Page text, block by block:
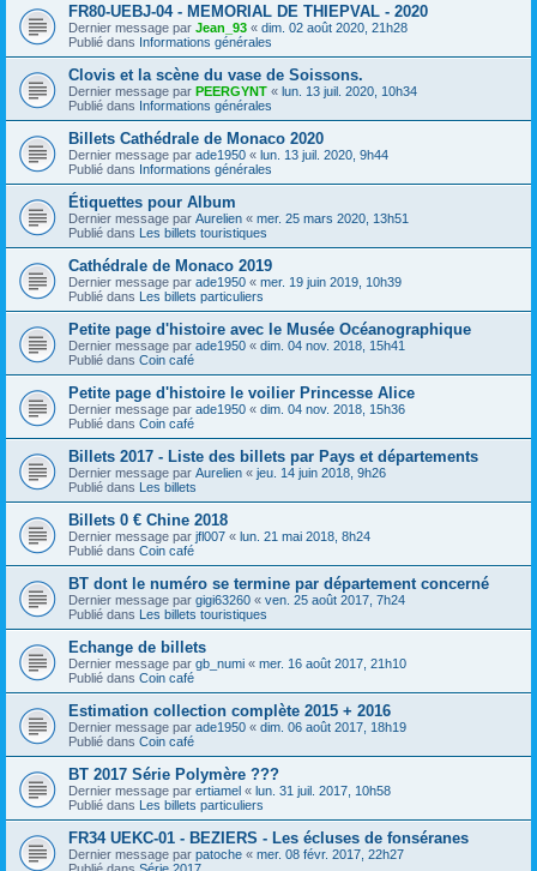
FR80-UEBJ-04 - MEMORIAL DE THIEPVAL - 2020
Dernier message par Jean_93 « dim. 02 août 2020, 21h28
Publié dans Informations générales
Clovis et la scène du vase de Soissons.
Dernier message par PEERGYNT « lun. 13 juil. 2020, 10h34
Publié dans Informations générales
Billets Cathédrale de Monaco 2020
Dernier message par ade1950 « lun. 13 juil. 2020, 9h44
Publié dans Informations générales
Étiquettes pour Album
Dernier message par Aurelien « mer. 25 mars 2020, 13h51
Publié dans Les billets touristiques
Cathédrale de Monaco 2019
Dernier message par ade1950 « mer. 19 juin 2019, 10h39
Publié dans Les billets particuliers
Petite page d'histoire avec le Musée Océanographique
Dernier message par ade1950 « dim. 04 nov. 2018, 15h41
Publié dans Coin café
Petite page d'histoire le voilier Princesse Alice
Dernier message par ade1950 « dim. 04 nov. 2018, 15h36
Publié dans Coin café
Billets 2017 - Liste des billets par Pays et départements
Dernier message par Aurelien « jeu. 14 juin 2018, 9h26
Publié dans Les billets
Billets 0 € Chine 2018
Dernier message par jfl007 « lun. 21 mai 2018, 8h24
Publié dans Coin café
BT dont le numéro se termine par département concerné
Dernier message par gigi63260 « ven. 25 août 2017, 7h24
Publié dans Les billets touristiques
Echange de billets
Dernier message par gb_numi « mer. 16 août 2017, 21h10
Publié dans Coin café
Estimation collection complète 2015 + 2016
Dernier message par ade1950 « dim. 06 août 2017, 18h19
Publié dans Coin café
BT 2017 Série Polymère ???
Dernier message par ertiamel « lun. 31 juil. 2017, 10h58
Publié dans Les billets particuliers
FR34 UEKC-01 - BEZIERS - Les écluses de fonséranes
Dernier message par patoche « mer. 08 févr. 2017, 22h27
Publié dans Série 2017